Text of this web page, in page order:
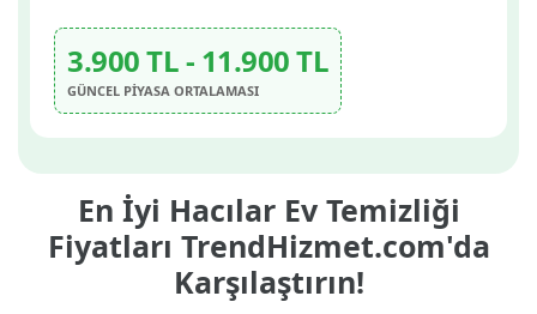
En İyi Hacılar Ev Temizliği
Fiyatları TrendHizmet.com'da
Karşılaştırın!
3.900 TL - 11.900 TL
GÜNCEL PİYASA ORTALAMASI